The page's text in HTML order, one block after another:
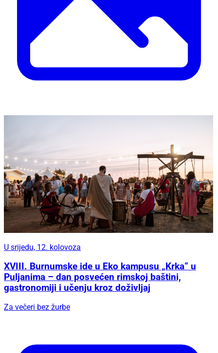
U srijedu, 12. kolovoza
XVIII. Burnumske ide u Eko kampusu „Krka“ u
Puljanima – dan posvećen rimskoj baštini,
gastronomiji i učenju kroz doživljaj
Za večeri bez žurbe